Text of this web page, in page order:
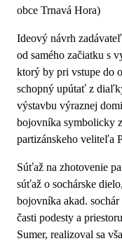
obce Trnavá Hora)
Ideový návrh
od samého začiatku s
ktorý by pri vstupe do
schopný upútať z
výstavbu výraznej
bojovníka symbolicky
partizánskeho veliteľa
Súťaž na zhotovenie
súťaž o sochárske
bojovníka akad.
časti podesty a
Sumer, realizoval sa